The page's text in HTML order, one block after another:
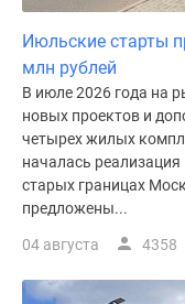
Июльские старты
млн рублей
В июле 2026 года на
новых проектов и
четырех жилых
началась
старых границах
предложены...
04 августа 4358